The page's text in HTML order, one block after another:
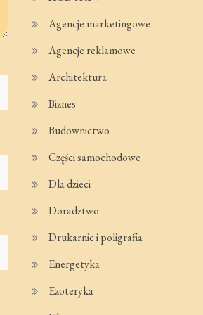
Agencje marketingowe
Agencje reklamowe
Architektura
Biznes
Budownictwo
Części samochodowe
Dla dzieci
Doradztwo
Drukarnie i poligrafia
Energetyka
Ezoteryka